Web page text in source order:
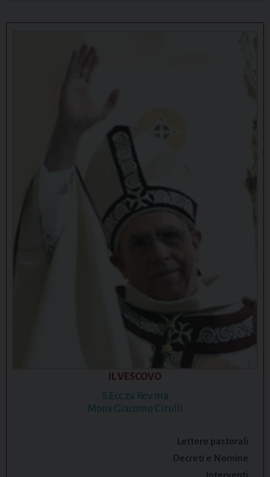
IL VESCOVO
S.Ecc.za Rev.ma
Mons Giacomo Cirulli
Lettere pastorali
Decreti e Nomine